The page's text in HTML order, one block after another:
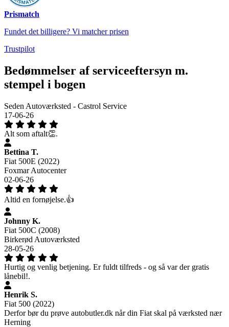
Prismatch
Fundet det billigere? Vi matcher prisen
Trustpilot
Bedømmelser af serviceeftersyn m.
stempel i bogen
Seden Autoværksted - Castrol Service
17-06-26
Alt som aftalt👏.
Bettina T.
Fiat 500E (2022)
Foxmar Autocenter
02-06-26
Altid en fornøjelse.👍
Johnny K.
Fiat 500C (2008)
Birkerød Autoværksted
28-05-26
Hurtig og venlig betjening. Er fuldt tilfreds - og så var der gratis
lånebil!.
Henrik S.
Fiat 500 (2022)
Derfor bør du prøve autobutler.dk når din Fiat skal på værksted nær
Herning